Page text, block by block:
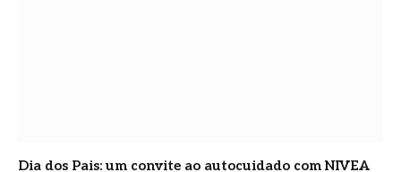
Dia dos Pais: um convite ao autocuidado com NIVEA